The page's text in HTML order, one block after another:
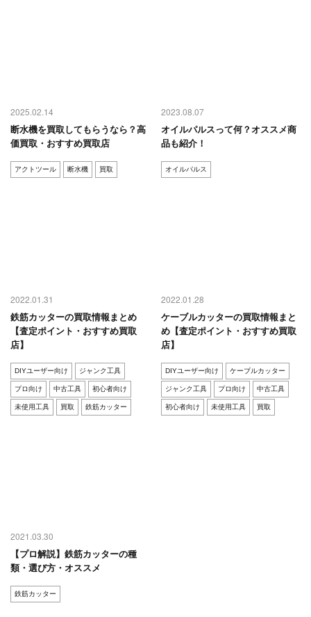
2025.02.14
断水機を買取してもらうなら？高
価買取・おすすめ買取店
アクトツール 断水機 買取
2023.08.07
オイルパルスって何？オススメ商
品も紹介！
オイルパルス
2022.01.31
鉄筋カッターの買取情報まとめ
【査定ポイント・おすすめ買取
店】
DIYユーザー向け ジャンク工具
プロ向け 中古工具 初心者向け
未使用工具 買取 鉄筋カッター
2022.01.28
ケーブルカッターの買取情報まと
め【査定ポイント・おすすめ買取
店】
DIYユーザー向け ケーブルカッター
ジャンク工具 プロ向け 中古工具
初心者向け 未使用工具 買取
2021.03.30
【プロ解説】鉄筋カッターの種
類・選び方・オススメ
鉄筋カッター